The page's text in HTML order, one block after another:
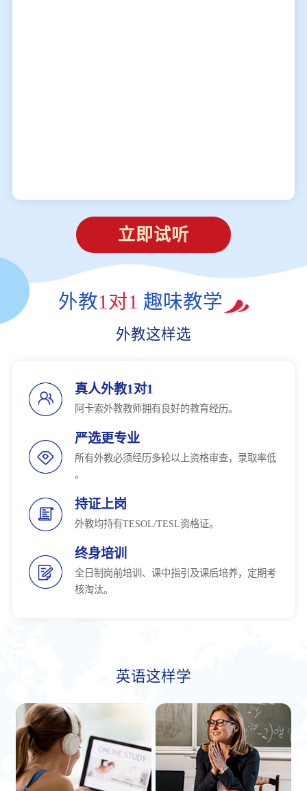
立即试听
外教1对1 趣味教学
外教这样选
真人外教1对1
阿卡索外教教师拥有良好的教育经历。
严选更专业
所有外教必须经历多轮以上资格审查，录取率低
。
持证上岗
外教均持有TESOL/TESL资格证。
终身培训
全日制岗前培训、课中指引及课后培养，定期考
核淘汰。
英语这样学